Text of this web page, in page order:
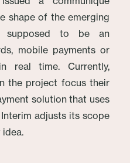
shape of the emerging
supposed to be an
mobile payments or
real time. Currently,
the project focus their
solution that uses
adjusts its scope